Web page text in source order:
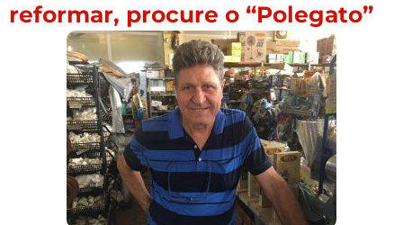
reformar, procure o “Polegato”